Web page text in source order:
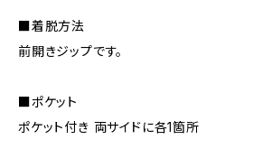
■着脱方法
前開きジップです。
■ポケット
ポケット付き 両サイドに各1箇所